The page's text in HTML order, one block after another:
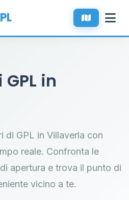
in
di GPL in Villaverla con
reale. Confronta le
apertura e trova il punto di
vicino a te.